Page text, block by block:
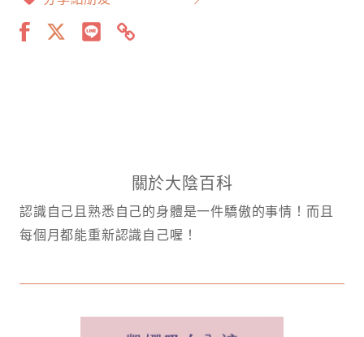
關於大陰百科
認識自己且熟悉自己的身體是一件驕傲的事情！而且
每個月都能重新認識自己喔！